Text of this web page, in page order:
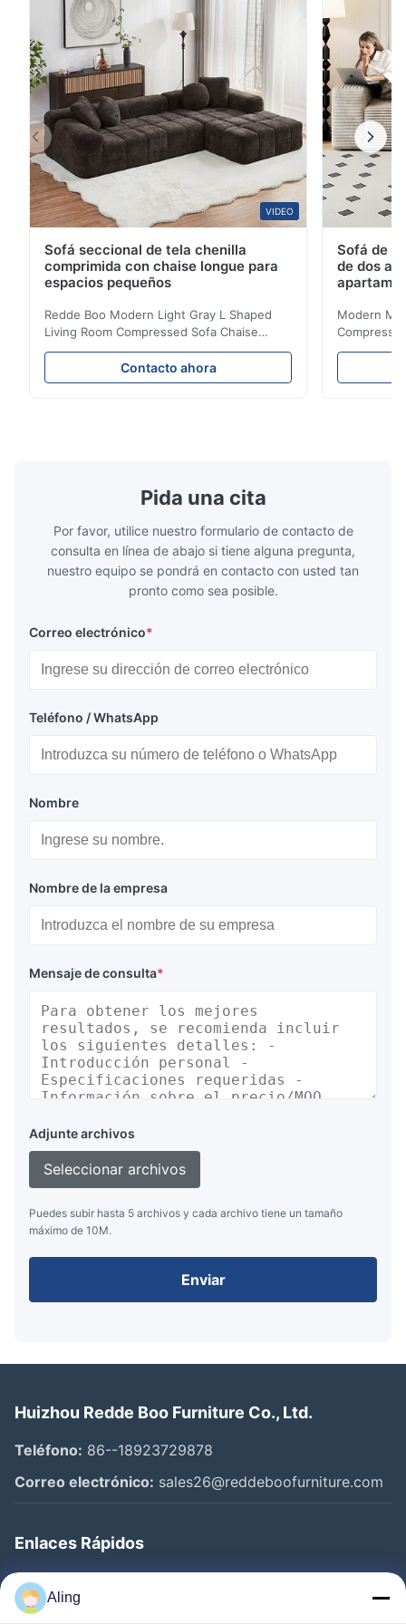
VIDEO
Sofá seccional de tela chenilla
comprimida con chaise longue para
espacios pequeños
Redde Boo Modern Light Gray L Shaped
Living Room Compressed Sofa Chaise
Lounge Product Overview High resilience
soft sectional sofa designed for small
spaces, featuring a contemporary light gray
Contacto ahora
Sofá de
de dos
Modern
Room
Pida una cita
Por favor, utilice nuestro formulario de contacto de
consulta en línea de abajo si tiene alguna pregunta,
nuestro equipo se pondrá en contacto con usted tan
pronto como sea posible.
Correo electrónico*
Teléfono / WhatsApp
Nombre
Nombre de la empresa
Mensaje de consulta*
Adjunte archivos
Seleccionar archivos
Puedes subir hasta 5 archivos y cada archivo tiene un tamaño
máximo de 10M.
Enviar
Huizhou Redde Boo Furniture Co., Ltd.
Teléfono: 86--18923729878
Correo electrónico: sales26@reddeboofurniture.com
Enlaces Rápidos
Inicio
Productos
Aling